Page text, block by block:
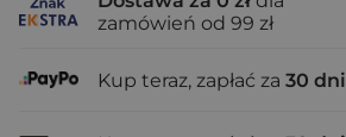
zamówień od 99 zł
Kup teraz, zapłać za 30 dni